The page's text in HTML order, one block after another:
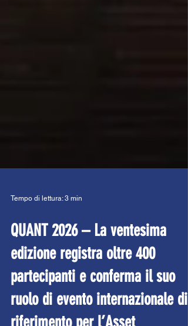
Tempo di lettura: 3 min
QUANT 2026 – La ventesima
edizione registra oltre 400